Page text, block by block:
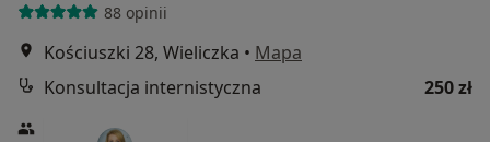
88 opinii
Kościuszki 28, Wieliczka • Mapa
Konsultacja internistyczna
250 zł